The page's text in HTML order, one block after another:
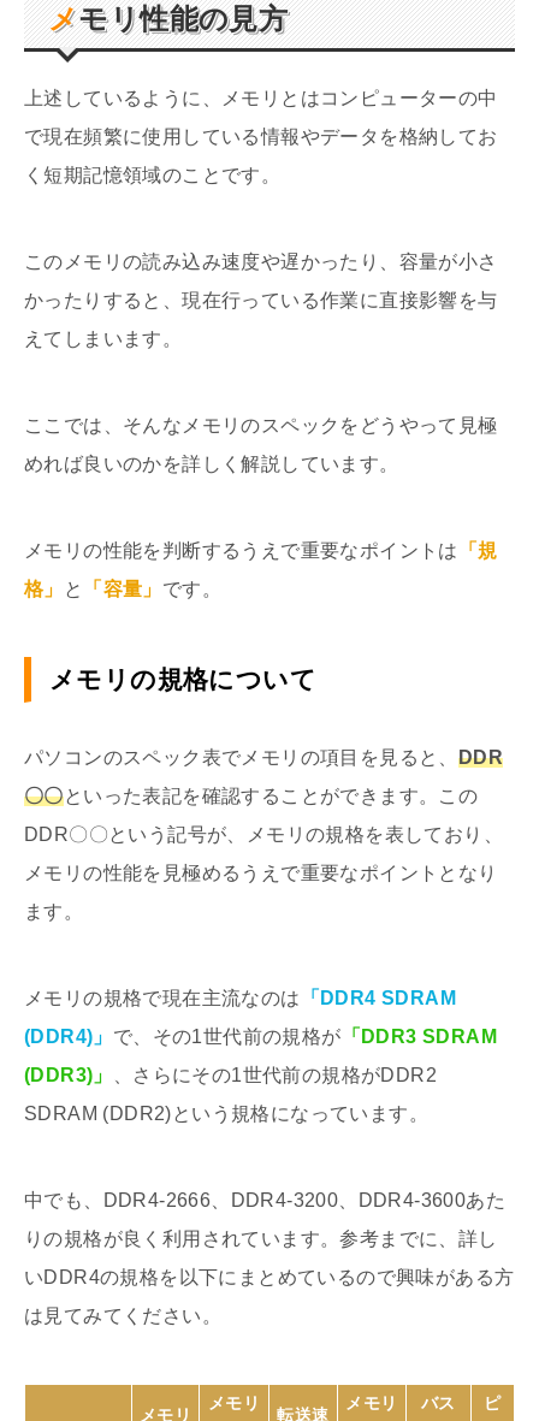
メモリ性能の見方
上述しているように、メモリとはコンピューターの中
で現在頻繁に使用している情報やデータを格納してお
く短期記憶領域のことです。
このメモリの読み込み速度や遅かったり、容量が小さ
かったりすると、現在行っている作業に直接影響を与
えてしまいます。
ここでは、そんなメモリのスペックをどうやって見極
めれば良いのかを詳しく解説しています。
メモリの性能を判断するうえで重要なポイントは
「規
格」
と 「容量」 です。
メモリの規格について
パソコンのスペック表でメモリの項目を見ると、 DDR
〇〇といった表記を確認することができます。この
DDR〇〇という記号が、メモリの規格を表しており、
メモリの性能を見極めるうえで重要なポイントとなり
ます。
メモリの規格で現在主流なのは 「DDR4 SDRAM
(DDR4)」 で、その1世代前の規格が 「DDR3 SDRAM
(DDR3)」
、さらにその1世代前の規格がDDR2
SDRAM (DDR2)という規格になっています。
中でも、DDR4-2666、DDR4-3200、DDR4-3600あた
りの規格が良く利用されています。参考までに、詳し
いDDR4の規格を以下にまとめているので興味がある方
は見てみてください。
メモリ
メモリ
転送速
メモリ
バス
ピ